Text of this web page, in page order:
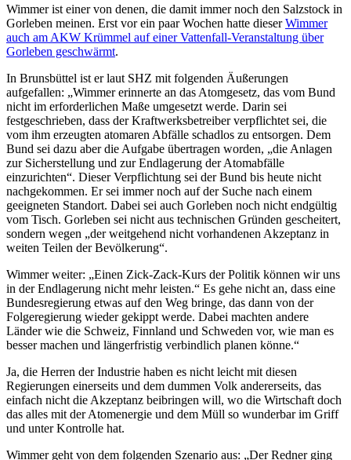
Wimmer ist einer von denen, die damit immer noch den Salzstock in
Gorleben meinen. Erst vor ein paar Wochen hatte dieserWimmer
auch am AKW Krümmel auf einer Vattenfall-Veranstaltung über
Gorleben geschwärmt.
In Brunsbüttel ist er laut SHZ mit folgenden Äußerungen
aufgefallen: „Wimmer erinnerte an das Atomgesetz, das vom Bund
nicht im erforderlichen Maße umgesetzt werde. Darin sei
festgeschrieben, dass der Kraftwerksbetreiber verpflichtet sei, die
vom ihm erzeugten atomaren Abfälle schadlos zu entsorgen. Dem
Bund sei dazu aber die Aufgabe übertragen worden, „die Anlagen
zur Sicherstellung und zur Endlagerung der Atomabfälle
einzurichten“. Dieser Verpflichtung sei der Bund bis heute nicht
nachgekommen. Er sei immer noch auf der Suche nach einem
geeigneten Standort. Dabei sei auch Gorleben noch nicht endgültig
vom Tisch. Gorleben sei nicht aus technischen Gründen gescheitert,
sondern wegen „der weitgehend nicht vorhandenen Akzeptanz in
weiten Teilen der Bevölkerung“.
Wimmer weiter: „Einen Zick-Zack-Kurs der Politik können wir uns
in der Endlagerung nicht mehr leisten.“ Es gehe nicht an, dass eine
Bundesregierung etwas auf den Weg bringe, das dann von der
Folgeregierung wieder gekippt werde. Dabei machten andere
Länder wie die Schweiz, Finnland und Schweden vor, wie man es
besser machen und längerfristig verbindlich planen könne.“
Ja, die Herren der Industrie haben es nicht leicht mit diesen
Regierungen einerseits und dem dummen Volk andererseits, das
einfach nicht die Akzeptanz beibringen will, wo die Wirtschaft doch
das alles mit der Atomenergie und dem Müll so wunderbar im Griff
und unter Kontrolle hat.
Wimmer geht von dem folgenden Szenario aus: „Der Redner ging